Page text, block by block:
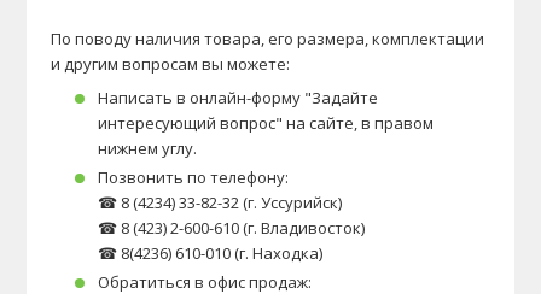
По поводу наличия товара, его размера, комплектации
и другим вопросам вы можете:
Написать в онлайн-форму "Задайте
интересующий вопрос" на сайте, в правом
нижнем углу.
Позвонить по телефону:
☎ 8 (4234) 33-82-32 (г. Уссурийск)
☎ 8 (423) 2-600-610 (г. Владивосток)
☎ 8(4236) 610-010 (г. Находка)
Обратиться в офис продаж: